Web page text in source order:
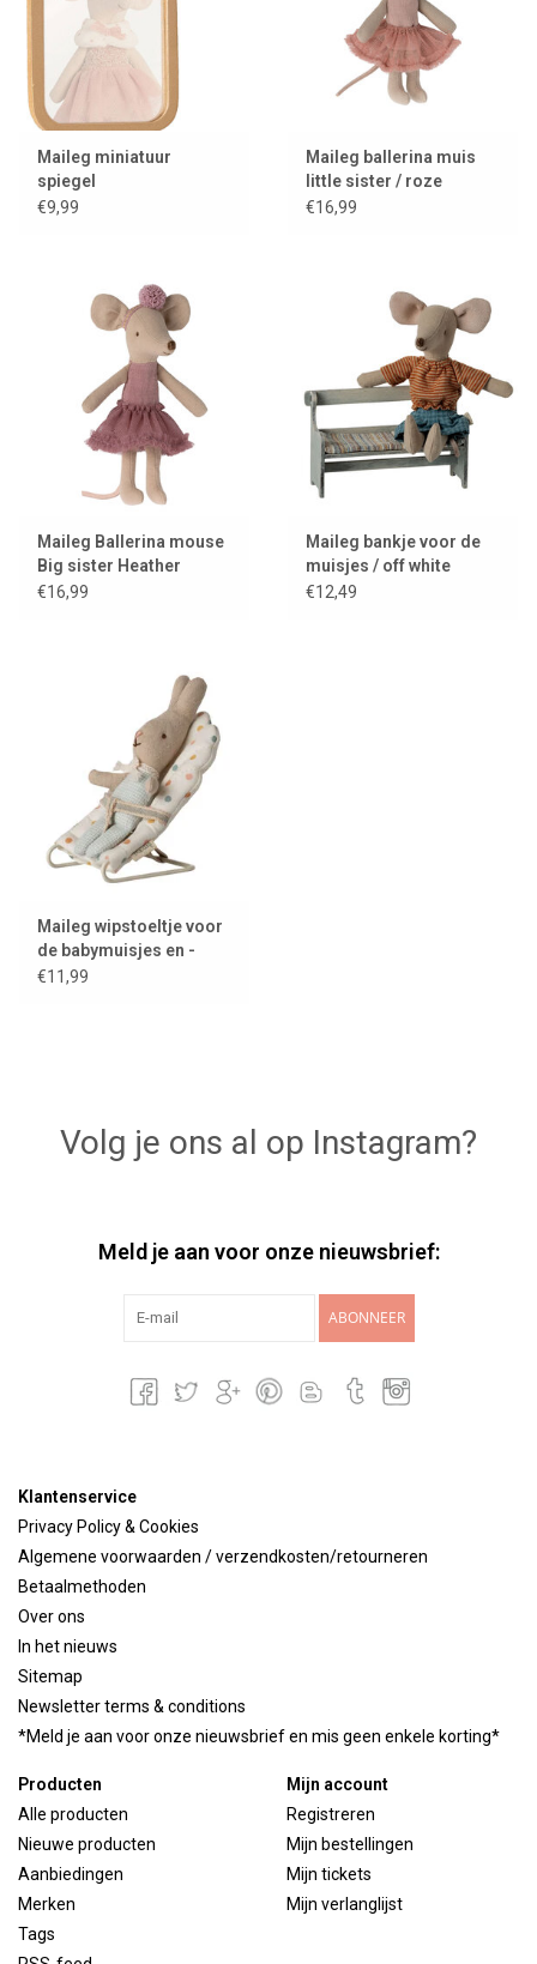
Maileg miniatuur
spiegel
€9,99
Maileg ballerina muis
little sister / roze
€16,99
Maileg Ballerina mouse
Big sister Heather
€16,99
Maileg bankje voor de
muisjes / off white
€12,49
Maileg wipstoeltje voor
de babymuisjes en -
konijntjes / my / multi
€11,99
Volg je ons al op Instagram?
Meld je aan voor onze nieuwsbrief:
ABONNEER
Klantenservice
Privacy Policy & Cookies
Algemene voorwaarden / verzendkosten/retourneren
Betaalmethoden
Over ons
In het nieuws
Sitemap
Newsletter terms & conditions
*Meld je aan voor onze nieuwsbrief en mis geen enkele korting*
Producten
Alle producten
Nieuwe producten
Aanbiedingen
Merken
Tags
Mijn account
Registreren
Mijn bestellingen
Mijn tickets
Mijn verlanglijst